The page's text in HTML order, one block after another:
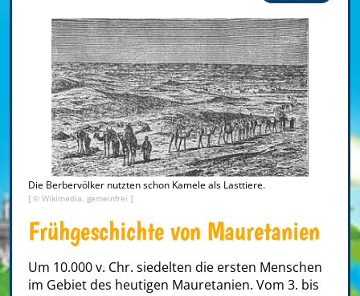
Die Berbervölker nutzten schon Kamele als Lasttiere.
[ © Wikimedia, gemeinfrei ]
Frühgeschichte von Mauretanien
Um 10.000 v. Chr. siedelten die ersten Menschen
im Gebiet des heutigen Mauretanien. Vom 3. bis